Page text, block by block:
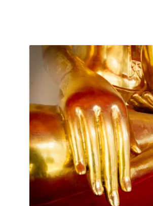
PRÉSENTATION
AVANT DE PARTIR
CARNET DE ROUTE
EN IMAGES
NOS BONNES ADRESSES